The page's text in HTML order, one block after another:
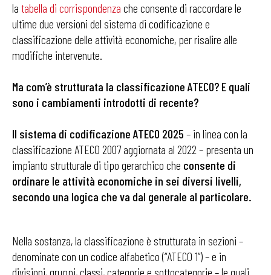
la tabella di corrispondenza che consente di raccordare le
ultime due versioni del sistema di codificazione e
classificazione delle attività economiche, per risalire alle
modifiche intervenute.
Ma com’è strutturata la classificazione ATECO? E quali
sono i cambiamenti introdotti di recente?
Il sistema di codificazione ATECO 2025 – in linea con la
classificazione ATECO 2007 aggiornata al 2022 – presenta un
impianto strutturale di tipo gerarchico che consente di
ordinare le attività economiche in sei diversi livelli,
secondo una logica che va dal generale al particolare.
Nella sostanza, la classificazione è strutturata in sezioni –
denominate con un codice alfabetico (“ATECO 1”) – e in
divisioni, gruppi, classi, categorie e sottocategorie – le quali